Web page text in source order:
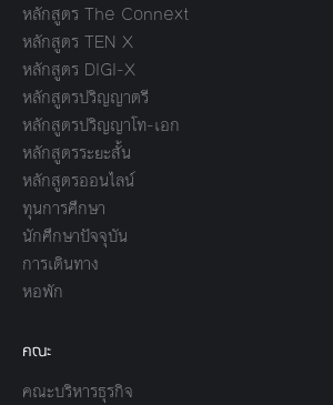
หลักสูตร The Connext
หลักสูตร TEN X
หลักสูตร DIGI-X
หลักสูตรปริญญาตรี
หลักสูตรปริญญาโท-เอก
หลักสูตรระยะสั้น
หลักสูตรออนไลน์
ทุนการศึกษา
นักศึกษาปัจจุบัน
การเดินทาง
หอพัก
คณะ
คณะบริหารธุรกิจ